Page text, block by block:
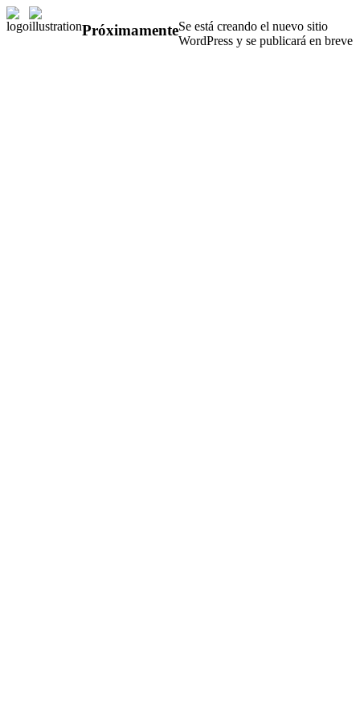
PróximamenteSe está creando el nuevo sitio
WordPress y se publicará en breve